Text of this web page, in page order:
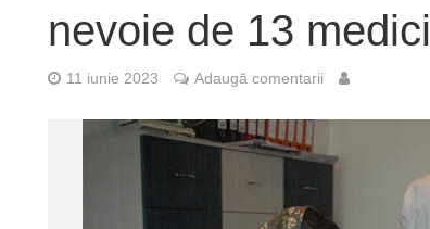
nevoie de 13 medici
11 iunie 2023 Adaugă comentarii